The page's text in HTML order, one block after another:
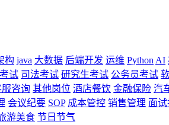
构 java 大数据 后端开发 运维 Python AI
试 司法考试 研究生考试 公务员考试
咨询 其他岗位 酒店餐饮 金融保险 汽
会议纪要 SOP 成本管控 销售管理 面
游美食 节日节气